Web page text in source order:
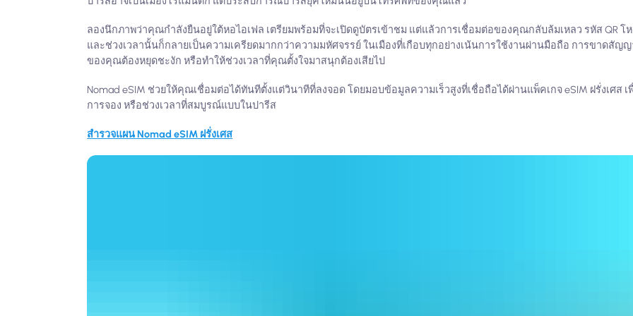
ลองนึกภาพว่าคุณกำลังยืนอยู่ใต้หอไอเฟล เตรียมพร้อมที่จะเปิดดูบัตรเข้าชม แต่แล้วการเชื่อมต่อของคุณกลับล้มเหลว รหัส QR โ
และช่วงเวลานั้นก็กลายเป็นความเครียดมากกว่าความมหัศจรรย์ ในเมืองที่เกือบทุกอย่างเน้นการใช้งานผ่านมือถือ การขาดสัญ
ของคุณต้องหยุดชะงัก หรือทำให้ช่วงเวลาที่คุณตั้งใจมาสนุกต้องเสียไป
Nomad eSIM ช่วยให้คุณเชื่อมต่อได้ทันทีตั้งแต่วินาทีที่ลงจอด โดยมอบข้อมูลความเร็วสูงที่เชื่อถือได้ผ่านแพ็คเกจ eSIM ฝรั่งเศส
การจอง หรือช่วงเวลาที่สมบูรณ์แบบในปารีส
สำรวจแผน Nomad eSIM ฝรั่งเศส